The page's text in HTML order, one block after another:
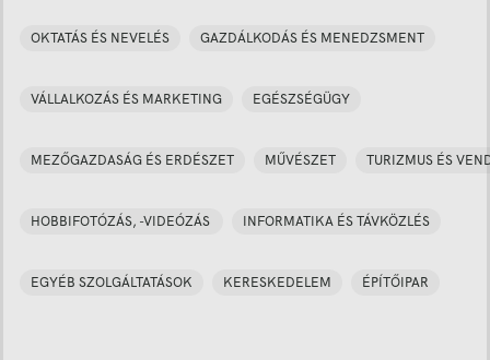
OKTATÁS ÉS NEVELÉS GAZDÁLKODÁS ÉS MENEDZSMENT
VÁLLALKOZÁS ÉS MARKETING EGÉSZSÉGÜGY
MEZŐGAZDASÁG ÉS ERDÉSZET MŰVÉSZET TURIZMUS ÉS
HOBBIFOTÓZÁS, -VIDEÓZÁS INFORMATIKA ÉS TÁVKÖZLÉS
EGYÉB SZOLGÁLTATÁSOK KERESKEDELEM ÉPÍTŐIPAR